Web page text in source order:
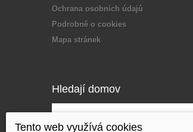
Ochrana osobních údajů
Podrobně o cookies
Mapa stránek
Hledají domov
Tento web využívá cookies